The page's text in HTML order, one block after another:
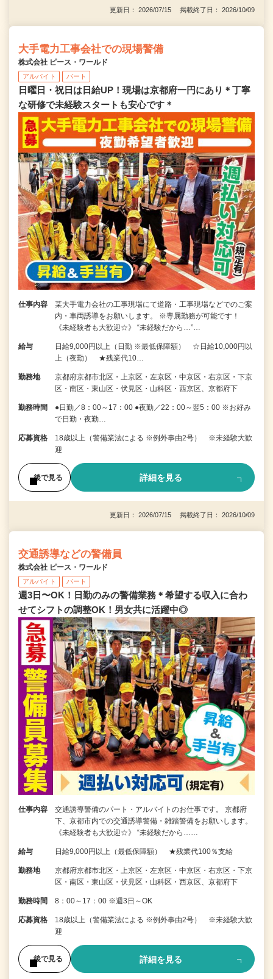
更新日： 2026/07/15 掲載終了日： 2026/10/09
大手電力工事会社での現場警備
株式会社 ピース・ワールド
アルバイト パート
日曜日・祝日は日給UP！現場は京都府一円にあり＊丁寧
な研修で未経験スタートも安心です＊
仕事内容
某大手電力会社の工事現場にて道路・工事現場などでのご案
内・車両誘導をお願いします。 ※専属勤務が可能です！
《未経験者も大歓迎☆》 “未経験だから…”…
給与
日給9,000円以上（日勤 ※最低保障額） ☆日給10,000円以
上（夜勤） ★残業代10…
勤務地
京都府京都市北区・上京区・左京区・中京区・右京区・下京
区・南区・東山区・伏見区・山科区・西京区、京都府下
勤務時間
●日勤／8：00～17：00 ●夜勤／22：00～翌5：00 ※お好み
で日勤・夜勤…
応募資格
18歳以上（警備業法による ※例外事由2号） ※未経験大歓
迎
後で見る 詳細を見る
更新日： 2026/07/15 掲載終了日： 2026/10/09
交通誘導などの警備員
株式会社 ピース・ワールド
アルバイト パート
週3日〜OK！日勤のみの警備業務＊希望する収入に合わ
せてシフトの調整OK！男女共に活躍中◎
仕事内容
交通誘導警備のパート・アルバイトのお仕事です。 京都府
下、京都市内での交通誘導警備・雑踏警備をお願いします。
《未経験者も大歓迎☆》 “未経験だから……
給与 日給9,000円以上（最低保障額） ★残業代100％支給
勤務地
京都府京都市北区・上京区・左京区・中京区・右京区・下京
区・南区・東山区・伏見区・山科区・西京区、京都府下
勤務時間 8：00～17：00 ※週3日～OK
応募資格
18歳以上（警備業法による ※例外事由2号） ※未経験大歓
迎
後で見る 詳細を見る